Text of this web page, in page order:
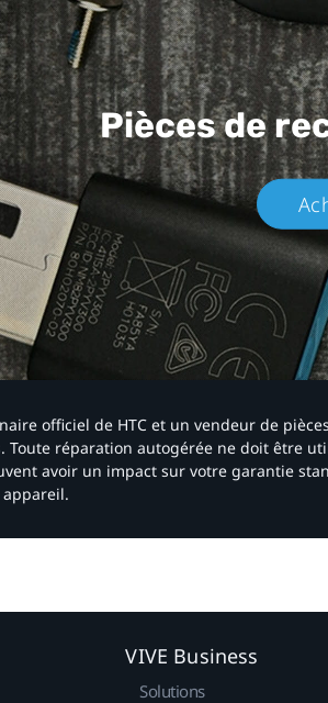
Pièces de
officiel de HTC et un vendeur de
Toute réparation autogérée ne doit être
avoir un impact sur votre garantie
VIVE Business
Solutions